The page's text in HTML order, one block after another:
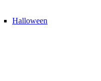
Halloween